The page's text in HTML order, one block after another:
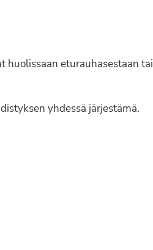
huolissaan eturauhasestaan tai
yhdessä järjestämä.